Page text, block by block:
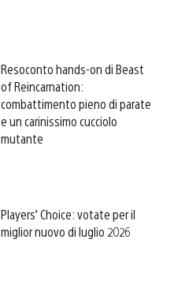
Resoconto hands-on di Beast
of Reincarnation:
combattimento pieno di parate
e un carinissimo cucciolo
mutante
Players’ Choice: votate per il
miglior nuovo di luglio 2026